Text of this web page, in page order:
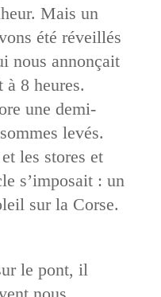
Mais un
été réveillés
nous annonçait
à 8 heures.
une demi-
levés.
les stores et
s’imposait : un
sur la Corse.
le pont, il